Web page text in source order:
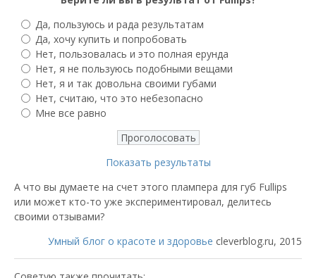
Да, пользуюсь и рада результатам
Да, хочу купить и попробовать
Нет, пользовалась и это полная ерунда
Нет, я не пользуюсь подобными вещами
Нет, я и так довольна своими губами
Нет, считаю, что это небезопасно
Мне все равно
Показать результаты
А что вы думаете на счет этого плампера для губ Fullips
или может кто-то уже экспериментировал, делитесь
своими отзывами?
Умный блог о красоте и здоровье cleverblog.ru, 2015